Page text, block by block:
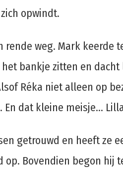
opwindt.
rende weg. Mark keerde
bankje zitten en dacht
Réka niet alleen op
En dat kleine meisje…
getrouwd en heeft ze
Bovendien begon hij